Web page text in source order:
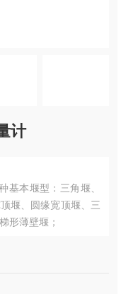
计
基本堰型：三角堰、
堰、圆缘宽顶堰、三
形薄壁堰；